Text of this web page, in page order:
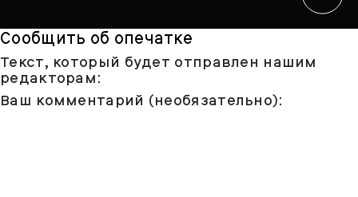
Сообщить об опечатке
Текст, который будет отправлен нашим
редакторам:
Ваш комментарий (необязательно):